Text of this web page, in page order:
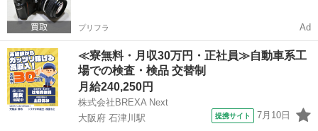
プリフラ Ad
≪寮無料・月収30万円・正社員≫自動車系工
場での検査・検品 交替制
月給240,250円
株式会社BREXA Next
大阪府 石津川駅
提携サイト 7月10日